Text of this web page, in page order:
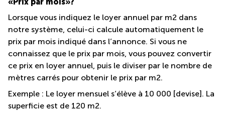
Lorsque vous indiquez le loyer annuel par m2 dans
notre système, celui-ci calcule automatiquement le
prix par mois indiqué dans l’annonce. Si vous ne
connaissez que le prix par mois, vous pouvez convertir
ce prix en loyer annuel, puis le diviser par le nombre de
mètres carrés pour obtenir le prix par m2.
Exemple : Le loyer mensuel s’élève à 10 000 [devise]. La
superficie est de 120 m2.